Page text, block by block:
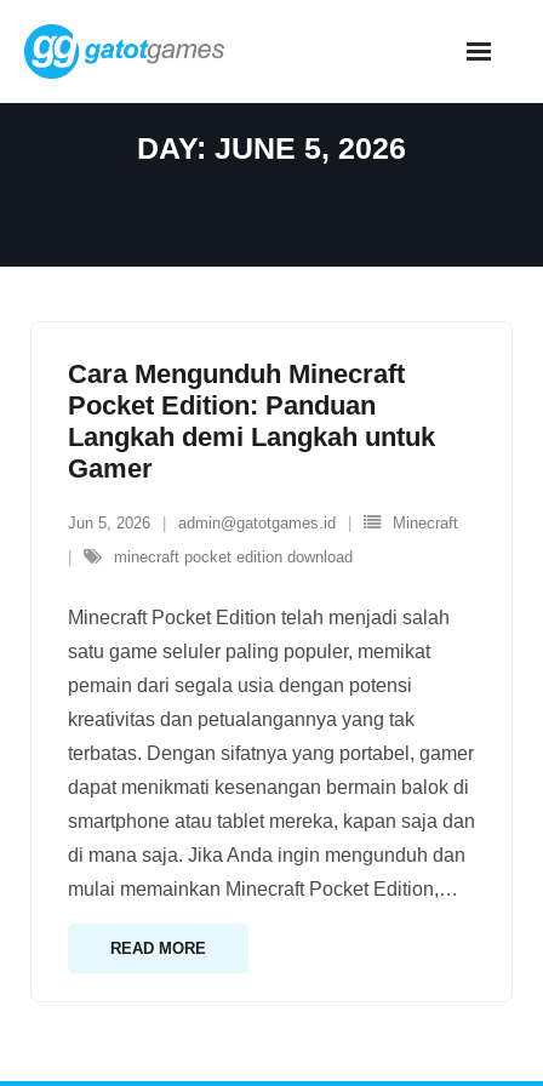
content
DAY: JUNE 5, 2026
Cara Mengunduh Minecraft
Pocket Edition: Panduan
Langkah demi Langkah untuk
Gamer
Jun 5, 2026 admin@gatotgames.id
Minecraft
minecraft pocket edition download
Minecraft Pocket Edition telah menjadi salah
satu game seluler paling populer, memikat
pemain dari segala usia dengan potensi
kreativitas dan petualangannya yang tak
terbatas. Dengan sifatnya yang portabel, gamer
dapat menikmati kesenangan bermain balok di
smartphone atau tablet mereka, kapan saja dan
di mana saja. Jika Anda ingin mengunduh dan
mulai memainkan Minecraft Pocket Edition,…
READ MORE